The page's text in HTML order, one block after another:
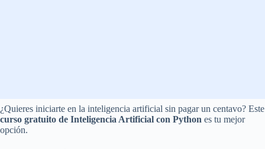
¿Quieres iniciarte en la inteligencia artificial sin pagar un centavo? Este
curso gratuito de Inteligencia Artificial con Python es tu mejor
opción.